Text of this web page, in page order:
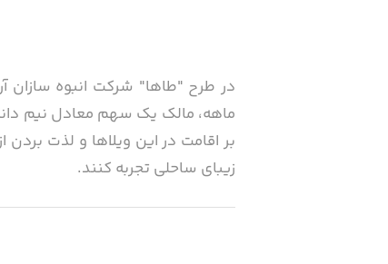
بر اقامت در این ویلاها و لذت
زیبای ساحلی تجربه کنند.
این اپلیکیشن، امکان مدیریت